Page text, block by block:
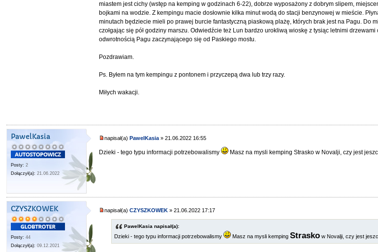
miastem jest cichy (wstęp na kemping w godzinach 6-22), dobrze wyposażony z dobrym slipem,
bojkami na wodzie. Z kempingu macie dosłownie kilka minut wodą do stacji benzynowej w mieście.
minutach będziecie mieli po prawej burcie fantastyczną piaskową plażę, których brak jest na Pagu. Do
czołgając się pół godziny marszu. Odwiedźcie też Lun bardzo urokliwą wioskę z tysiąc letnimi
odwrotnością Pagu zaczynającego się od Paskiego mostu.
Pozdrawiam.
Ps. Byłem na tym kempingu z pontonem i przyczepą dwa lub trzy razy.
Miłych wakacji.
PawelKasia
Posty: 2
Dołączył(a): 21.06.2022
napisał(a) PawelKasia» 21.06.2022 16:55
Dzieki - tego typu informacji potrzebowalismy Masz na mysli kemping Strasko w Novalji, czy jest
CZYSZKOWEK
Posty: 44
Dołączył(a): 09.12.2021
napisał(a)CZYSZKOWEK » 21.06.2022 17:17
PawelKasia napisał(a):
Dzieki - tego typu informacji potrzebowalismy Masz na mysli kempingStrasko w Novalji, czy jest